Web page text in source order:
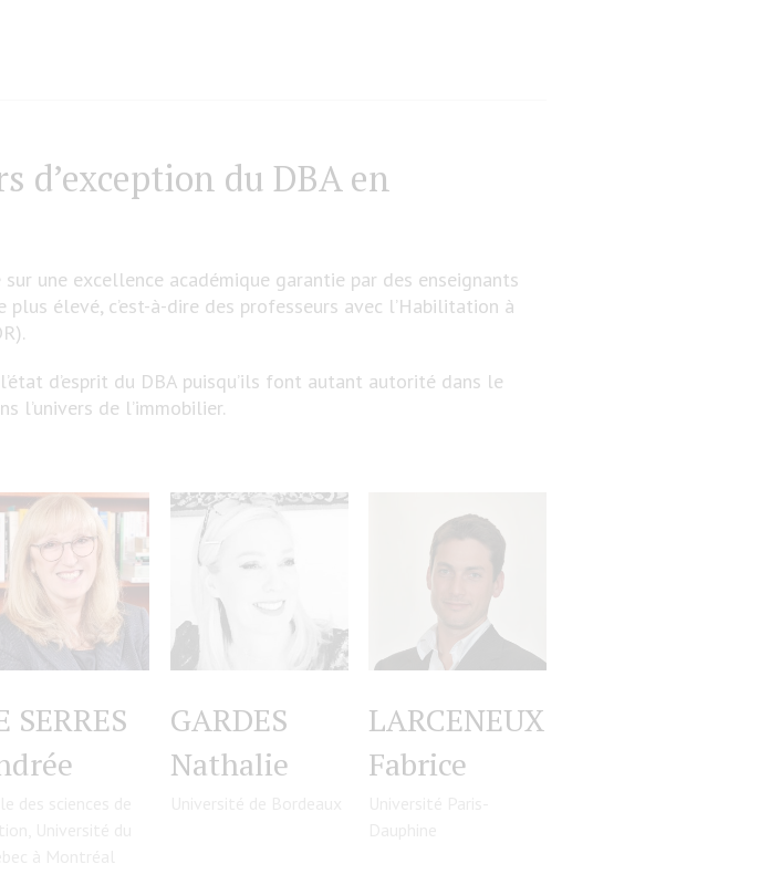
d’exception du DBA en
sur une excellence académique garantie par des enseignants
élevé, c’est-à-dire des professeurs avec l’Habilitation à
d’esprit du DBA puisqu’ils font autant autorité dans le
l’univers de l’immobilier.
SERRES
GARDES
Nathalie
LARCENEUX
Fabrice